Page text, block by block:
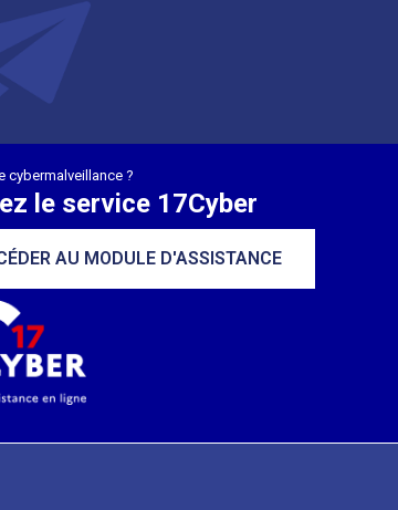
cybermalveillance ?
le service 17Cyber
AU MODULE D'ASSISTANCE